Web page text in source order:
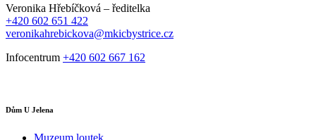
Veronika Hřebíčková – ředitelka
+420 602 651 422
veronikahrebickova@mkicbystrice.cz
Infocentrum +420 602 667 162
Dům U Jelena
Muzeum loutek